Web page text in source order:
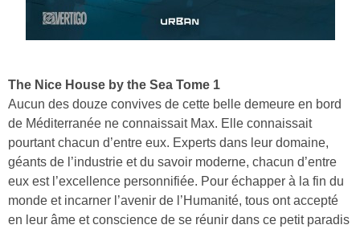
The Nice House by the Sea Tome 1
Aucun des douze convives de cette belle demeure en bord
de Méditerranée ne connaissait Max. Elle connaissait
pourtant chacun d’entre eux. Experts dans leur domaine,
géants de l’industrie et du savoir moderne, chacun d’entre
eux est l’excellence personnifiée. Pour échapper à la fin du
monde et incarner l’avenir de l’Humanité, tous ont accepté
en leur âme et conscience de se réunir dans ce petit paradis